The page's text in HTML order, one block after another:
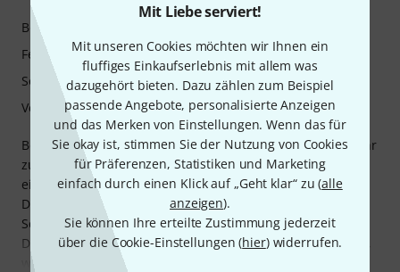
Mit Liebe serviert!
Mit unseren Cookies möchten wir Ihnen ein
fluffiges Einkaufserlebnis mit allem was
dazugehört bieten. Dazu zählen zum Beispiel
passende Angebote, personalisierte Anzeigen
und das Merken von Einstellungen. Wenn das für
Sie okay ist, stimmen Sie der Nutzung von Cookies
für Präferenzen, Statistiken und Marketing
einfach durch einen Klick auf „Geht klar“ zu (alle
anzeigen).
Sie können Ihre erteilte Zustimmung jederzeit
über die Cookie-Einstellungen (hier) widerrufen.
Betreibe einen KXD 15 jetzt seit einigen Jahren und bin sehr
zufrieden. ich habe teilweise 4 Keyboards dran, weswegen
ein Amp mit weniger Kanälen für mich nicht in Frage kam.
Die Efeekte sind teilweise sehr gut manche sind aber auch
Schrott. Meine Tontechniker sind immer begeistert das sie
Die Auswahl zwischen Klinken- und XLR-Ausgängen haben,
woimit ich bei Gigs
Bedienung
Features
Sound
Verarbeitung